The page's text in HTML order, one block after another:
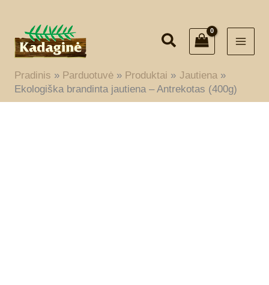
turinio
Pradinis Parduotuvė Produktai
Jautiena
Ekologiška brandinta jautiena – Antrekotas (400g)